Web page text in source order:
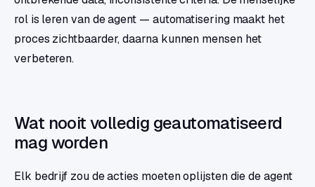
rol is leren van de agent — automatisering maakt het
proces zichtbaarder, daarna kunnen mensen het
verbeteren.
Wat nooit volledig geautomatiseerd
mag worden
Elk bedrijf zou de acties moeten oplijsten die de agent